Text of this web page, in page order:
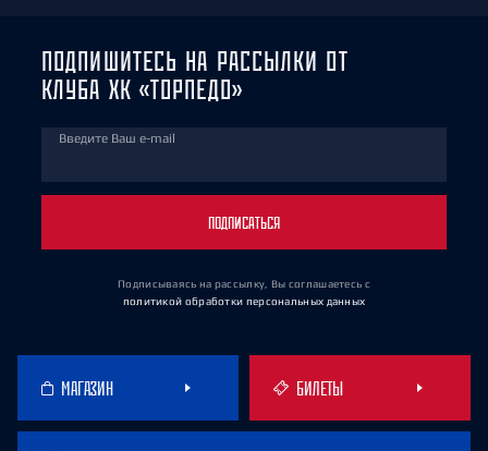
ПОДПИШИТЕСЬ НА РАССЫЛКИ ОТ
КЛУБА ХК «ТОРПЕДО»
Введите Ваш e-mail
ПОДПИСАТЬСЯ
Подписываясь на рассылку, Вы соглашаетесь с
политикой обработки персональных данных
МАГАЗИН БИЛЕТЫ